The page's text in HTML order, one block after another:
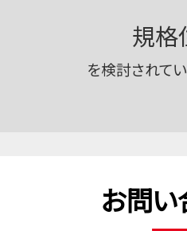
規格
を検討されて
お問